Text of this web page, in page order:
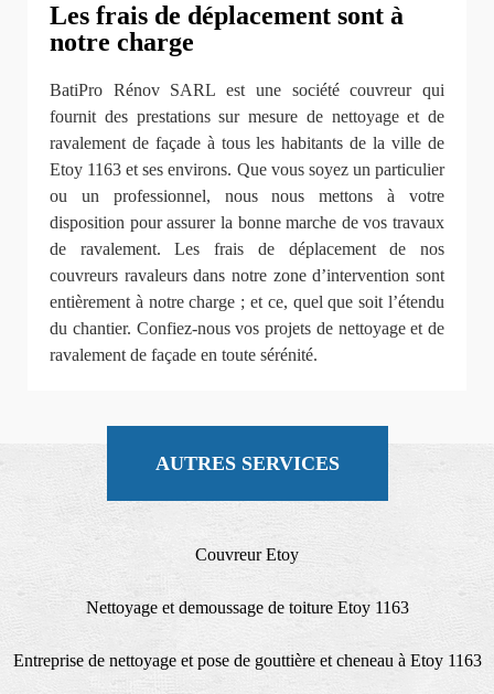
Les frais de déplacement sont à
notre charge
BatiPro Rénov SARL est une société couvreur qui
fournit des prestations sur mesure de nettoyage et de
ravalement de façade à tous les habitants de la ville de
Etoy 1163 et ses environs. Que vous soyez un particulier
ou un professionnel, nous nous mettons à votre
disposition pour assurer la bonne marche de vos travaux
de ravalement. Les frais de déplacement de nos
couvreurs ravaleurs dans notre zone d’intervention sont
entièrement à notre charge ; et ce, quel que soit l’étendu
du chantier. Confiez-nous vos projets de nettoyage et de
ravalement de façade en toute sérénité.
AUTRES SERVICES
Couvreur Etoy
Nettoyage et demoussage de toiture Etoy 1163
Entreprise de nettoyage et pose de gouttière et cheneau à Etoy 1163